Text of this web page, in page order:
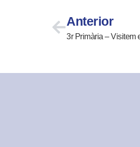
Anterior
3r Primària – Visitem